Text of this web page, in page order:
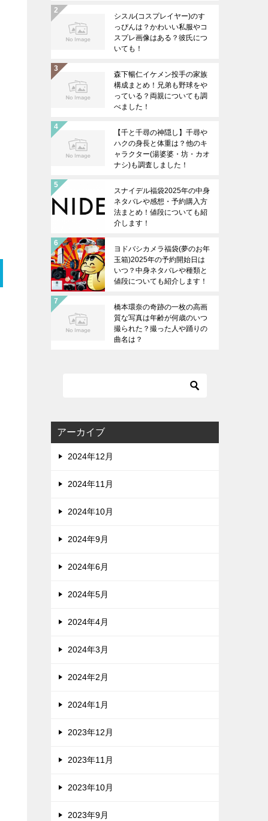
シスル(コスプレイヤー)のす
っぴんは？かわいい私服やコ
スプレ画像はある？彼氏につ
いても！
森下暢仁イケメン投手の家族
構成まとめ！兄弟も野球をや
っている？両親についても調
べました！
【千と千尋の神隠し】千尋や
ハクの身長と体重は？他のキ
ャラクター(湯婆婆・坊・カオ
ナシ)も調査しました！
スナイデル福袋2025年の中身
ネタバレや感想・予約購入方
法まとめ！値段についても紹
介します！
ヨドバシカメラ福袋(夢のお年
玉箱)2025年の予約開始日は
いつ？中身ネタバレや種類と
値段についても紹介します！
橋本環奈の奇跡の一枚の高画
質な写真は年齢が何歳のいつ
撮られた？撮った人や踊りの
曲名は？
アーカイブ
2024年12月
2024年11月
2024年10月
2024年9月
2024年6月
2024年5月
2024年4月
2024年3月
2024年2月
2024年1月
2023年12月
2023年11月
2023年10月
2023年9月